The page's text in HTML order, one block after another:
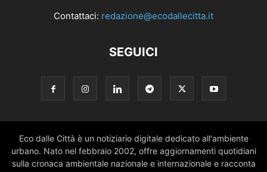
Contattaci: redazione@ecodallecitta.it
SEGUICI
Eco dalle Città è un notiziario digitale dedicato all'ambiente
urbano. Nato nel febbraio 2002, offre aggiornamenti quotidiani
sulla cronaca ambientale nazionale e internazionale e racconta